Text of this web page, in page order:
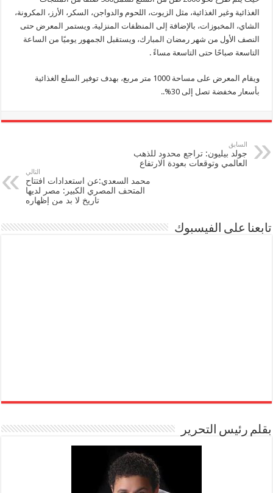
الغذائية وغير الغذائية، مثل الزيوت، اللحوم والدواجن، السكر، الأرز، المكرونة،
الشاي، المخبوزات، بالإضافة إلى المنظفات المنزلية. ويستمر المعرض حتى
النصف الأول من شهر رمضان المبارك، ويستقبل الجمهور يوميًا من الساعة
التاسعة صباحًا حتى التاسعة مساءً .
ويقام المعرض على مساحة 1000 متر مربع، بهدف توفير السلع الغذائية
بأسعار مخفضة تصل إلى 30%..
السابق
جولد بيليون: تراجع محدود للذهب
العالمي وتوقعات بعودة الارتفاع
التالي
محمد السعدي:عن استعدادات افتتاح
المتحف المصري الكبير: مصر لديها
تاريخ لا بد من إظهاره
تابعنا على الفيسبوك
بقلم رئيس التحرير